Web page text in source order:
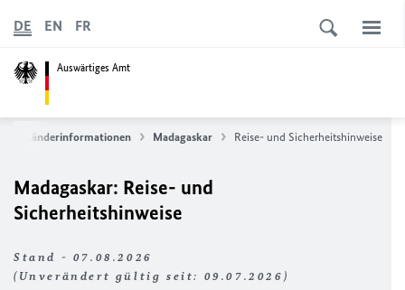
Auswärtiges Amt
DE EN FR
Länderinformationen Madagaskar Reise- und Sicherheitshinweise
Madagaskar: Reise- und
Sicherheitshinweise
Stand - 07.08.2026
(Unverändert gültig seit: 09.07.2026)